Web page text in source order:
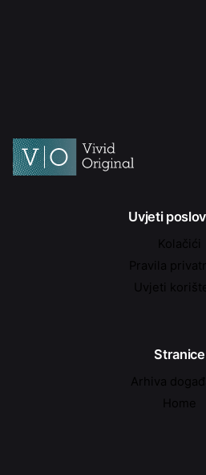
Uvjeti
Kolačići
Pravila
Uvjeti
Stranice
Arhiva
Home